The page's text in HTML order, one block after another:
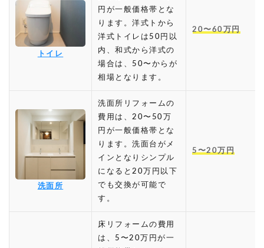
トイレ
円が一般価格帯とな
ります。洋式トから
洋式トイレは50円以
内、和式から洋式の
場合は、50〜からが
相場となります。
20〜60万円
洗面所
洗面所リフォームの
費用は、20〜50万
円が一般価格帯とな
ります。洗面台がメ
インとなりシンプル
になると20万円以下
でも交換が可能で
す。
5〜20万円
床リフォームの費用
は、5〜20万円が一